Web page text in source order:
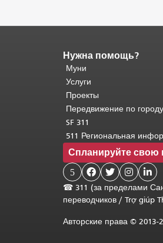
Конец
содержимого
страницы.
часть
этой
страницы
на
каждой
странице.
Вернуться
к
началу
основного
содержимого
Нужна помощь?
Муни
Услуги
Проекты
Передвижение по городу
SF 311
511 Региональная
Спланируйте свою
5    
☎ 311 (за пределами
переводчиков / Trợ giúp
Авторские права ©